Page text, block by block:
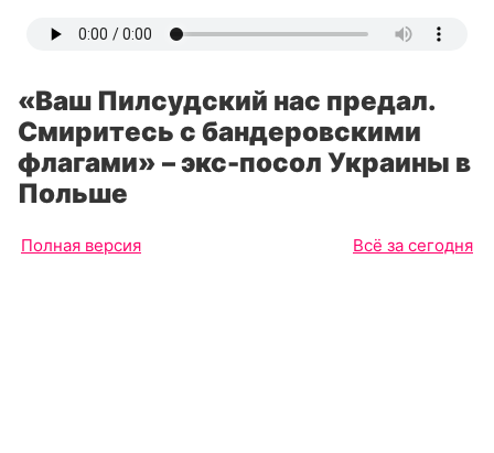
«Ваш Пилсудский нас предал.
Смиритесь с бандеровскими
флагами» – экс-посол Украины в
Польше
Полная версия Всё за сегодня